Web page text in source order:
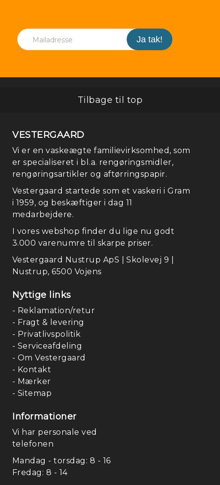
Tilbage til top
VESTERGAARD
Vi er en vaskeægte familievirksomhed, som
er specialiseret i bl.a. rengøringsmidler,
rengøringsartikler og aftørringspapir.
Vestergaard startede som et vaskeri i Gram
i 1959, og beskæftiger i dag 11
medarbejdere.
I vores webshop finder du lige nu godt
3.000 varenumre til skarpe priser.
Vestergaard Nustrup ApS | Skolevej 9 |
Nustrup, 6500 Vojens
Nyttige links
- Reklamation/retur
- Fragt & levering
- Privatlivspolitik
- Serviceafdeling
- Om Vestergaard
- Kontakt
- Mærker
- Sitemap
Informationer
Vi har personale ved
telefonen
Mandag - torsdag: 8 - 16
Fredag: 8 - 14